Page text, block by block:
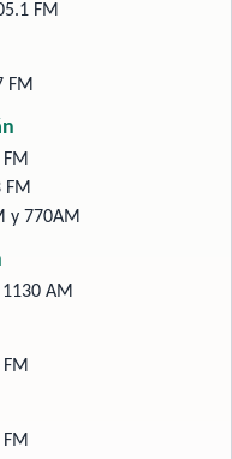
FM
FM
FM
y 770AM
AM